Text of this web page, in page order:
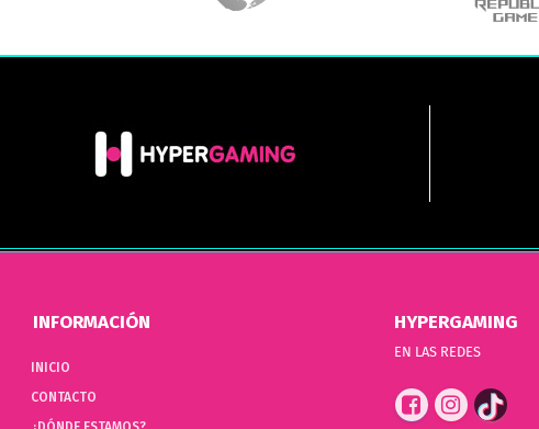
INFORMACIÓN
INICIO
CONTACTO
HYPERGAMING
EN LAS REDES